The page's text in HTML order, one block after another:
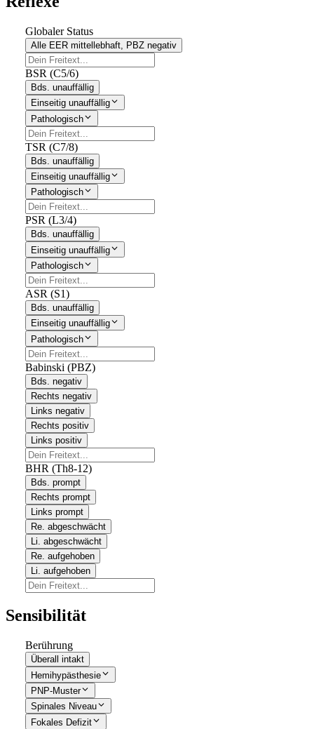
Globaler Status
Alle EER mittellebhaft, PBZ negativ
BSR (C5/6)
Bds. unauffällig
Einseitig unauffällig
Pathologisch
TSR (C7/8)
Bds. unauffällig
Einseitig unauffällig
Pathologisch
PSR (L3/4)
Bds. unauffällig
Einseitig unauffällig
Pathologisch
ASR (S1)
Bds. unauffällig
Einseitig unauffällig
Pathologisch
Babinski (PBZ)
Bds. negativ
Rechts negativ
Links negativ
Rechts positiv
Links positiv
BHR (Th8-12)
Bds. prompt
Rechts prompt
Links prompt
Re. abgeschwächt
Li. abgeschwächt
Re. aufgehoben
Li. aufgehoben
Sensibilität
Berührung
Überall intakt
Hemihypästhesie
PNP-Muster
Spinales Niveau
Fokales Defizit